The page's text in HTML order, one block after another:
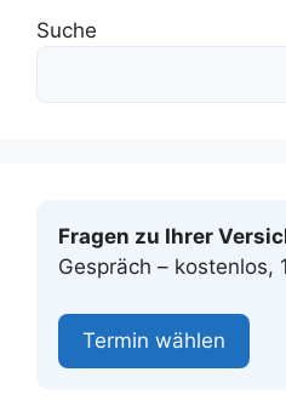
Suche
Fragen zu Ihrer
Gespräch – kostenlos,
Termin wählen